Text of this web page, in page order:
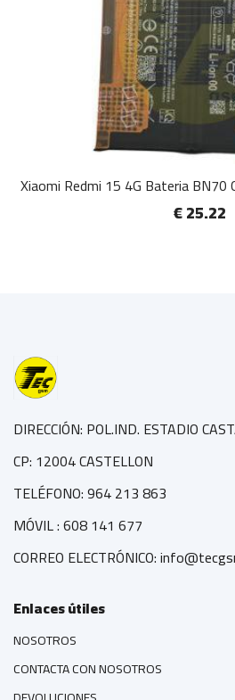
Xiaomi Redmi 15 4G Bateria BN70
€ 25.22
DIRECCIÓN: POL.IND. ESTADIO
CP: 12004 CASTELLON
TELÉFONO: 964 213 863
MÓVIL : 608 141 677
CORREO ELECTRÓNICO:
Enlaces útiles
NOSOTROS
CONTACTA CON NOSOTROS